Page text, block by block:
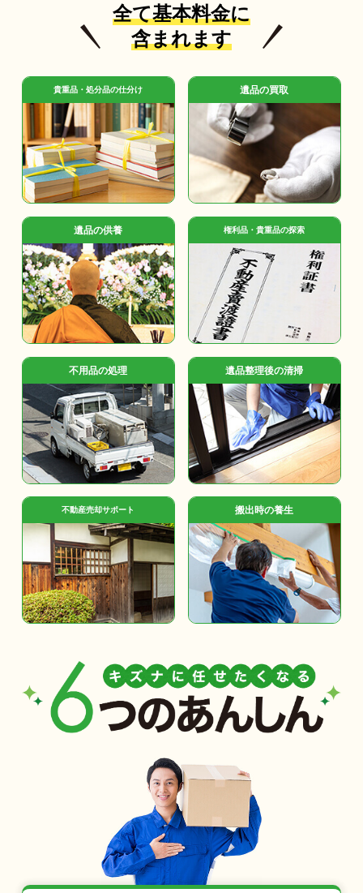
全て基本料金に
含まれます
貴重品・処分品の仕分け 遺品の買取
遺品の供養 権利品・貴重品の探索
不用品の処理 遺品整理後の清掃
不動産売却サポート 搬出時の養生